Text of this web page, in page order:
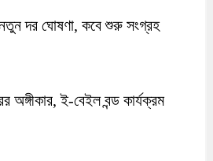
দর ঘোষণা, কবে শুরু সংগ্রহ
অঙ্গীকার, ই-বেইল বন্ড কার্যক্রম